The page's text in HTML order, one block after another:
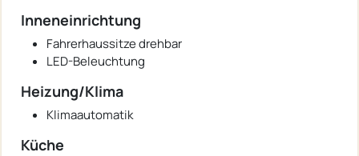
Inneneinrichtung
Fahrerhaussitze drehbar
LED-Beleuchtung
Heizung/Klima
Klimaautomatik
Küche